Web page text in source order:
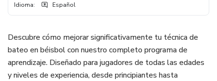
Idioma: Español
Descubre cómo mejorar significativamente tu técnica de
bateo en béisbol con nuestro completo programa de
aprendizaje. Diseñado para jugadores de todas las edades
y niveles de experiencia, desde principiantes hasta